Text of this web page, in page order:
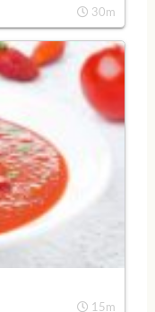
30m
15m